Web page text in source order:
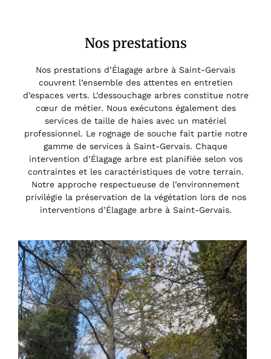
Nos prestations
Nos prestations d’Élagage arbre à Saint-Gervais
couvrent l’ensemble des attentes en entretien
d’espaces verts. L’dessouchage arbres constitue notre
cœur de métier. Nous exécutons également des
services de taille de haies avec un matériel
professionnel. Le rognage de souche fait partie notre
gamme de services à Saint-Gervais. Chaque
intervention d’Élagage arbre est planifiée selon vos
contraintes et les caractéristiques de votre terrain.
Notre approche respectueuse de l’environnement
privilégie la préservation de la végétation lors de nos
interventions d’Élagage arbre à Saint-Gervais.